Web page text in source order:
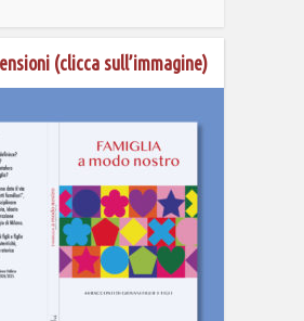
(clicca sull’immagine)